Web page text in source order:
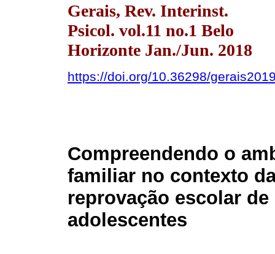
Gerais, Rev. Interinst.
Psicol. vol.11 no.1 Belo
Horizonte Jan./Jun. 2018
https://doi.org/10.36298/
Compreendendo o
familiar no contexto
reprovação escolar de
adolescentes